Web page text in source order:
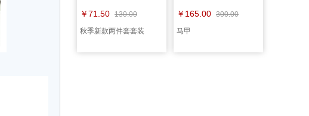
￥71.50 130.00
秋季新款两件套套装
￥165.00 300.00
马甲